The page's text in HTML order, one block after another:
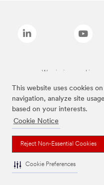
This website uses cookies
navigation, analyze site
based on your interests.
Cookie Notice
Reject Non-Essential Cookies
Cookie Preferences
Wymienione marki są